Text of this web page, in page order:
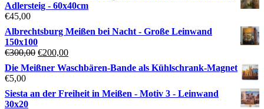
Adlersteig - 60x40cm
€45,00
Albrechtsburg Meißen bei Nacht - Große Leinwand
150x100
€300,00 Ursprünglicher
Preis
war:
€200,00Aktueller
Preis
ist:
Die Meißner Waschbären-Bande als Kühlschrank-Magnet
€5,00
Siesta an der Freiheit in Meißen - Motiv 3 - Leinwand
30x20